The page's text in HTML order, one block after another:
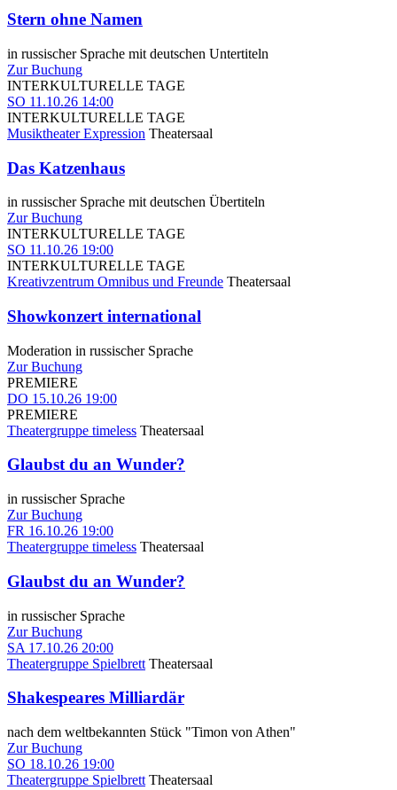
Stern ohne Namen
in russischer Sprache mit deutschen Untertiteln
Zur Buchung
INTERKULTURELLE TAGE
SO 11.10.26 14:00
INTERKULTURELLE TAGE
Musiktheater Expression Theatersaal
Das Katzenhaus
in russischer Sprache mit deutschen Übertiteln
Zur Buchung
INTERKULTURELLE TAGE
SO 11.10.26 19:00
INTERKULTURELLE TAGE
Kreativzentrum Omnibus und Freunde Theatersaal
Showkonzert international
Moderation in russischer Sprache
Zur Buchung
PREMIERE
DO 15.10.26 19:00
PREMIERE
Theatergruppe timeless Theatersaal
Glaubst du an Wunder?
in russischer Sprache
Zur Buchung
FR 16.10.26 19:00
Theatergruppe timeless Theatersaal
Glaubst du an Wunder?
in russischer Sprache
Zur Buchung
SA 17.10.26 20:00
Theatergruppe Spielbrett Theatersaal
Shakespeares Milliardär
nach dem weltbekannten Stück "Timon von Athen"
Zur Buchung
SO 18.10.26 19:00
Theatergruppe Spielbrett Theatersaal